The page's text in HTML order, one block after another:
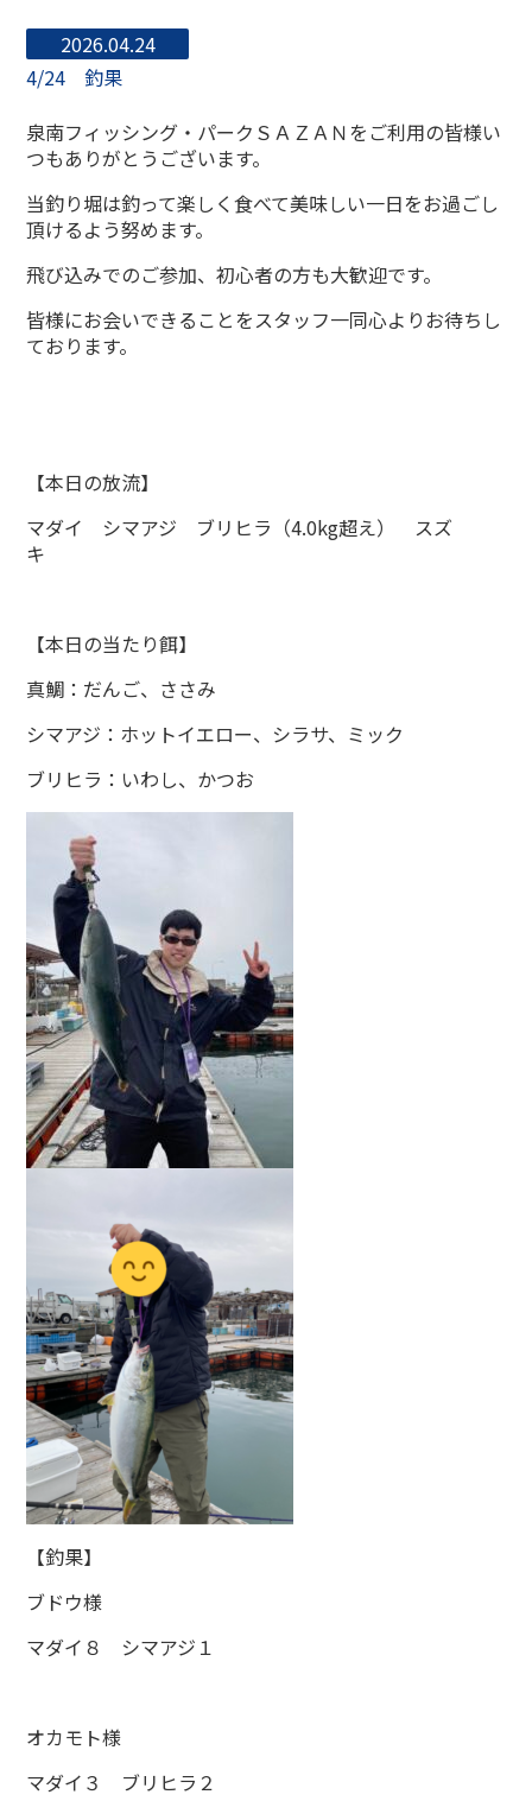
2026.04.24
4/24 釣果
泉南フィッシング・パークＳＡＺＡＮをご利用の皆様い
つもありがとうございます。
当釣り堀は釣って楽しく食べて美味しい一日をお過ごし
頂けるよう努めます。
飛び込みでのご参加、初心者の方も大歓迎です。
皆様にお会いできることをスタッフ一同心よりお待ちし
ております。
【本日の放流】
マダイ シマアジ ブリヒラ（4.0kg超え） スズ
キ
【本日の当たり餌】
真鯛：だんご、ささみ
シマアジ：ホットイエロー、シラサ、ミック
ブリヒラ：いわし、かつお
【釣果】
ブドウ様
マダイ８ シマアジ１
オカモト様
マダイ３ ブリヒラ２